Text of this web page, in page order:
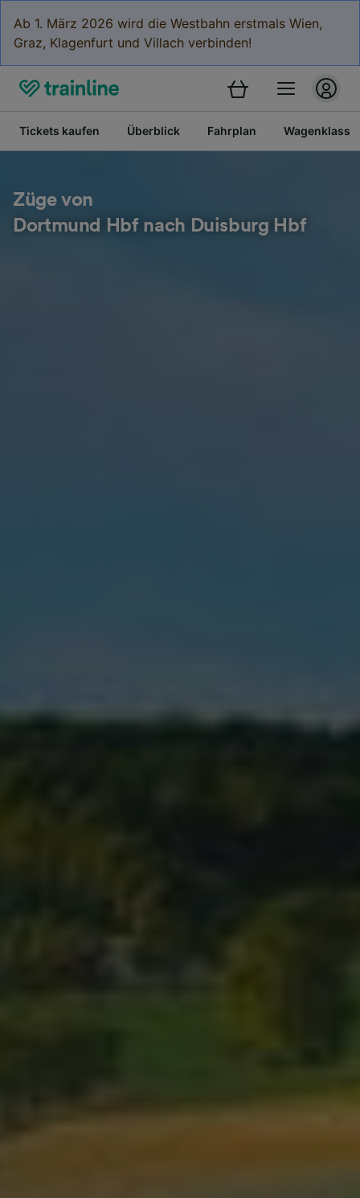
Ab 1. März 2026 wird die Westbahn erstmals Wien,
Graz, Klagenfurt und Villach verbinden!
Tickets kaufen Überblick Fahrplan
Züge von
Dortmund Hbf nach Duisburg Hbf